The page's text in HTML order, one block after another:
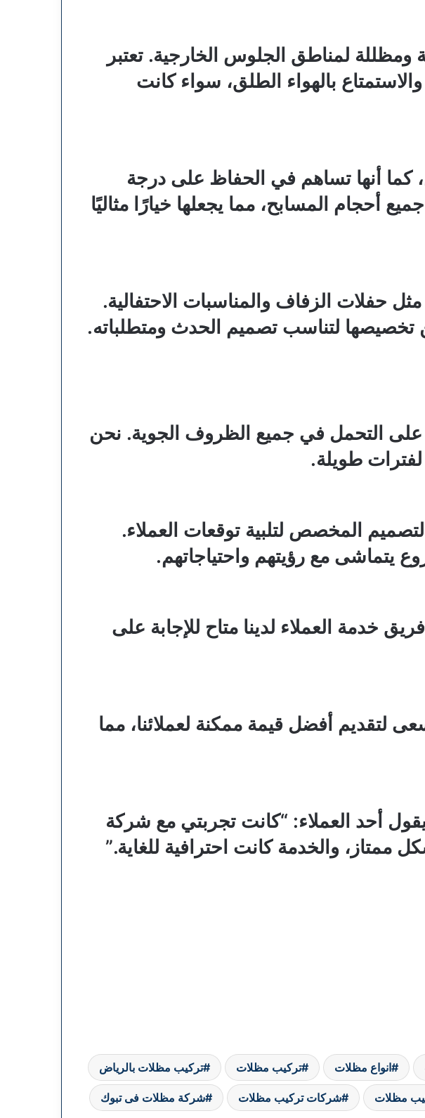
لمناطق الجلوس الخارجية. تعتبر
بالهواء الطلق، سواء كانت
كما أنها تساهم في الحفاظ على درجة
أحجام المسابح، مما يجعلها خيارًا مثاليًا
حفلات الزفاف والمناسبات الاحتفالية.
لتناسب تصميم الحدث ومتطلباته.
على التحمل في جميع الظروف الجوية. نحن
لفترات طويلة.
المخصص لتلبية توقعات العملاء.
يتماشى مع رؤيتهم واحتياجاتهم.
خدمة العملاء لدينا متاح للإجابة على
لتقديم أفضل قيمة ممكنة لعملائنا، مما
أحد العملاء: “كانت تجربتي مع شركة
ممتاز، والخدمة كانت احترافية للغاية.”
انواع مظلات تركيب مظلات تركيب مظلات بالرياض
مظلات شركات تركيب مظلات شركة مظلات فى تبوك